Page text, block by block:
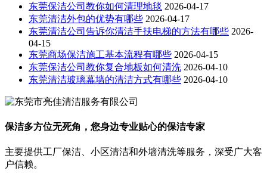
东莞保洁公司教你如何清理地毯 2026-04-17
东莞清洁外包的优势有哪些 2026-04-17
东莞清洁公司告诉你清洁手扶电梯的方法有哪些 2026-
04-15
东莞商场保洁施工基本流程有哪些 2026-04-15
东莞保洁公司教你复合地板如何清洗 2026-04-10
东莞清洁玻璃幕墙的清洁方式有哪些 2026-04-10
保洁多方位无死角，您身边专业贴心的保洁专家
主要提供工厂保洁、小区清洁和外墙清洗等服务，深受广大客
户信赖。